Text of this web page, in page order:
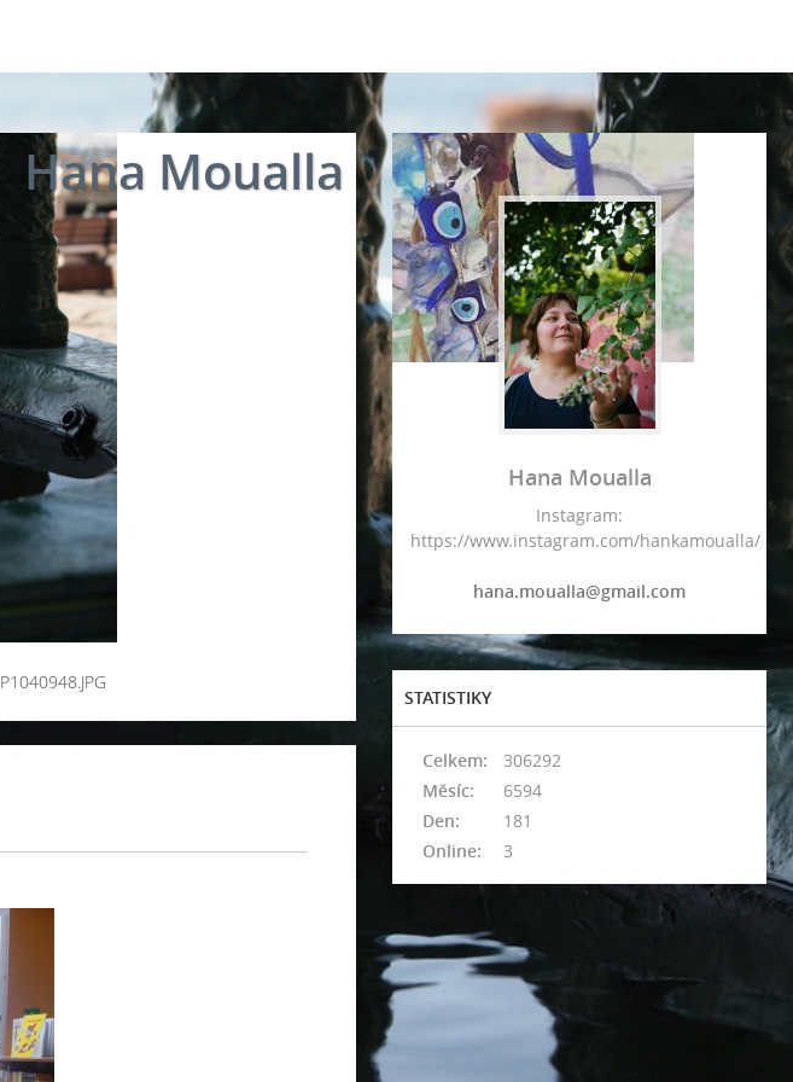
Hana Moualla
P1040948.JPG
Hana Moualla
Instagram:
https://www.instagram.com/hankamoualla/
hana.moualla@gmail.com
STATISTIKY
Online: 3
Celkem:
306292
Měsíc:
6594
Den:
181